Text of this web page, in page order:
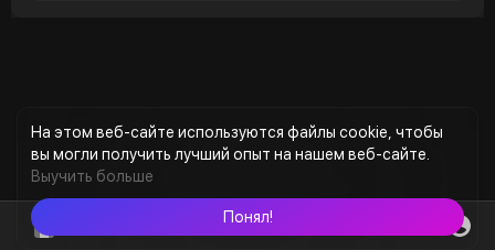
На этом веб-сайте используются файлы cookie, чтобы
вы могли получить лучший опыт на нашем веб-сайте.
Выучить больше
Понял!